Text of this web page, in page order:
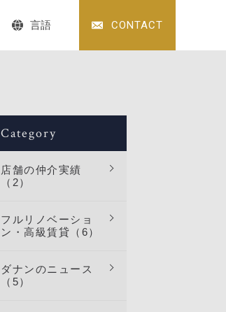
言語 CONTACT
Category
店舗の仲介実績
（2）
フルリノベーショ
ン・高級賃貸（6）
ダナンのニュース
（5）